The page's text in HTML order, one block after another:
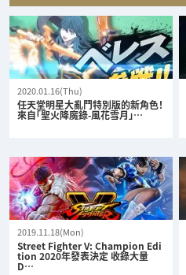
2020.01.16(Thu)
任天堂明星大亂鬥特別版的新角色！
來自「聖火降魔錄-風花雪月」…
2019.11.18(Mon)
Street Fighter V: Champion Edi
tion 2020年發表決定 收錄大量
D…